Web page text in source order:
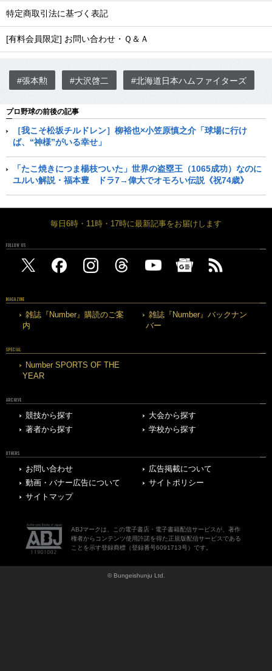
特定商取引法に基づく表記
[有料会員限定] お問い合わせ・Ｑ＆Ａ
#張本勲 #大沢啓二 #北海道日本ハムファイターズ
プロ野球の前後の記事
［我こそ松坂チルドレン］柳裕也×小笠原慎之介「球場に行け
ば、“神様”がいる幸せ」
「たこ焼きにつま楊枝ついた」世界の盗塁王（1065成功）なのに
ユルい解説・福本豊 ドラ7→偉大でオモろい伝説《祝74歳》
毎日6時・11時・17時に最新記事をお届けします
FOLLOW US
MAGAZINE
雑誌『Number』購読のご案
内
雑誌『Number』バックナン
バー
SPECIAL
Number SPORTS OF THE
YEAR
ARCHIVE
競技から探す
大会から探す
著者から探す
学校から探す
OTHERS
お問い合わせ
広告掲載について
動画・バナー広告について
サイトポリシー
サイトマップ
ABJマークは、この電子書店・電子書籍配信サービスが、著作
権者からコンテンツ使用許諾を得た正規版配信サービスである
ことを示す登録商標（登録番号6091713号）です。
© Bungeishunju Ltd.